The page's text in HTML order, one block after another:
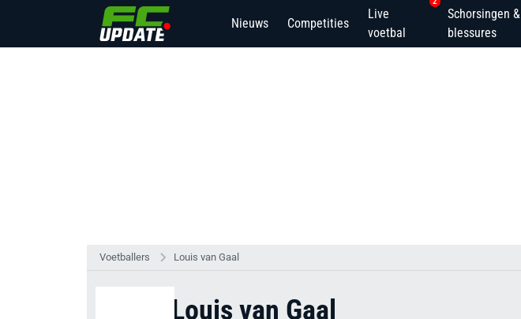
Nieuws Competities
Live
voetbal
Schorsingen &
blessures
Voetballers Louis van Gaal
Louis van Gaal